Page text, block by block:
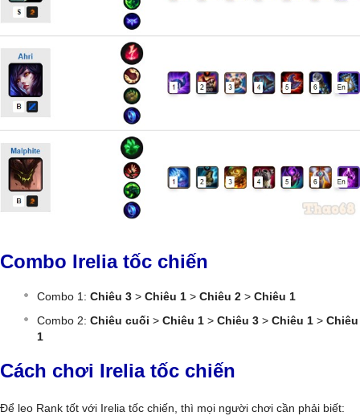
Combo Irelia tốc chiến
Combo 1: Chiêu 3 > Chiêu 1 > Chiêu 2 > Chiêu 1
Combo 2: Chiêu cuối > Chiêu 1 > Chiêu 3 > Chiêu 1 > Chiêu
1
Cách chơi Irelia tốc chiến
Để leo Rank tốt với Irelia tốc chiến, thì mọi người chơi cần phải biết: